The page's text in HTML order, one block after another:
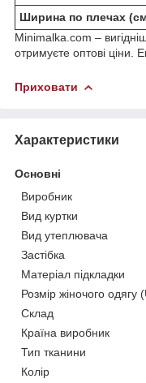
Ширина по плечах
Minimalka.com –
отримуєте оптові ціни.
Приховати
Характеристики
Основні
Виробник
Вид куртки
Вид утеплювача
Застібка
Матеріал підкладки
Розмір жіночого одягу
Склад
Країна виробник
Тип тканини
Колір